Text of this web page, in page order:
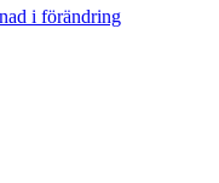
i förändring